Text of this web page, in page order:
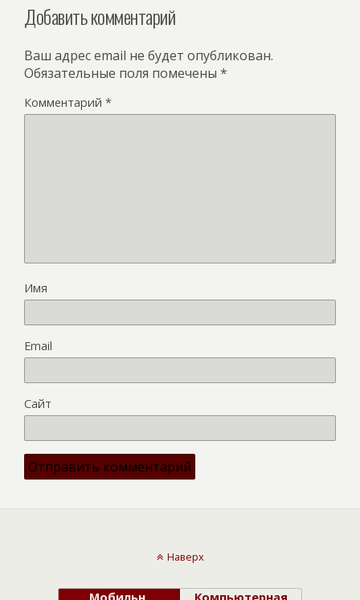
Добавить комментарий
Ваш адрес email не будет опубликован.
Обязательные поля помечены *
Комментарий *
Имя
Email
Сайт
Наверх